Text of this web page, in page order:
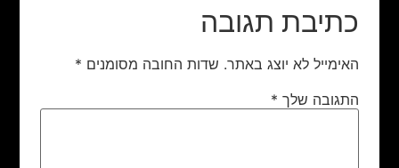
כתיבת תגובה
האימייל לא יוצג באתר. שדות החובה מסומנים *
התגובה שלך *